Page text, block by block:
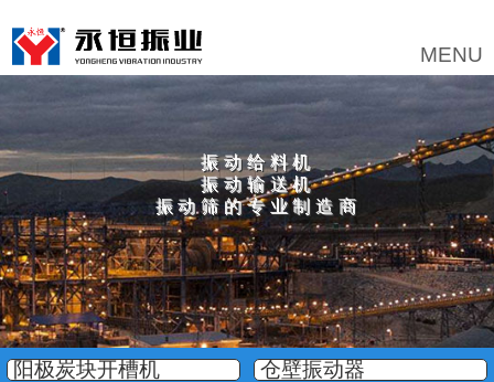
振动给料机
振动输送机
振动筛的专业制造商
阳极炭块开槽机 仓壁振动器